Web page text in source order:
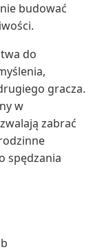
budować
do
gracza.
w
zabrać
spędzania